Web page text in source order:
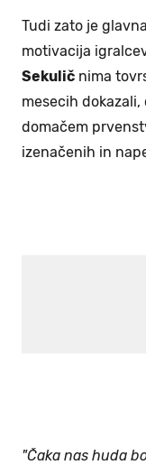
Tudi zato je
motivacija
Sekulič nima
mesecih
domačem
izenačenih in
"Čaka nas huda